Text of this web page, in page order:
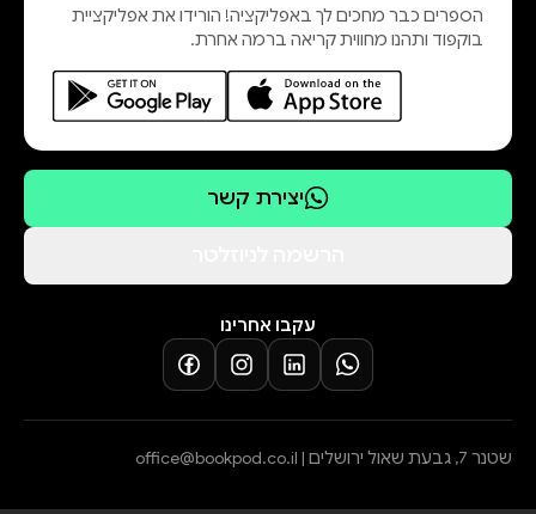
הספרים כבר מחכים לך באפליקציה! הורידו את אפליקציית
בוקפוד ותהנו מחווית קריאה ברמה אחרת.
יצירת קשר
עקבו אחרינו
שטנר 7, גבעת שאול ירושלים | office@bookpod.co.il